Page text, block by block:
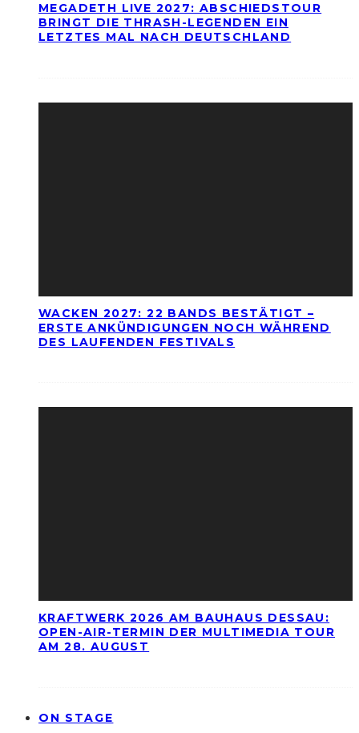
MEGADETH LIVE 2027: ABSCHIEDSTOUR
BRINGT DIE THRASH-LEGENDEN EIN
LETZTES MAL NACH DEUTSCHLAND
WACKEN 2027: 22 BANDS BESTÄTIGT –
ERSTE ANKÜNDIGUNGEN NOCH WÄHREND
DES LAUFENDEN FESTIVALS
KRAFTWERK 2026 AM BAUHAUS DESSAU:
OPEN-AIR-TERMIN DER MULTIMEDIA TOUR
AM 28. AUGUST
ON STAGE